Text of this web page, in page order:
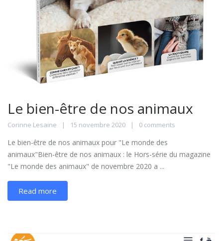
Le bien-être de nos animaux
Corinne Lesaine 15 novembre 2020 0 comments
Le bien-être de nos animaux pour "Le monde des
animaux"Bien-être de nos animaux : le Hors-série du magazine
"Le monde des animaux" de novembre 2020 a ...
Read more